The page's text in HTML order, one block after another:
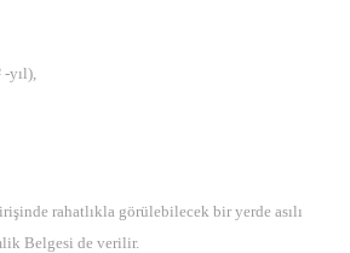
-yıl),
rahatlıkla görülebilecek bir yerde asılı
Belgesi de verilir.